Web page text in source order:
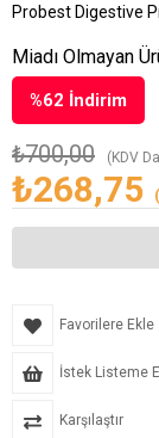
Probest Digestive
%62 İndirim
₺700,00 (KDV
₺268,75
Miadı Olmayan
Favorilere Ekle
İstek Listeme
Karşılaştır